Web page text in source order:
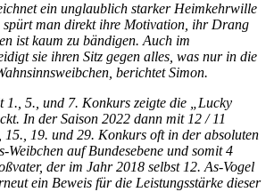
ein unglaublich starker Heimkehrwille
spürt man direkt ihre Motivation, ihr Drang
ist kaum zu bändigen. Auch im
sie ihren Sitz gegen alles, was nur in die
berichtet Simon.
1., 5., und 7. Konkurs zeigte die „Lucky
In der Saison 2022 dann mit 12 / 11
15., 19. und 29. Konkurs oft in der absoluten
Weibchen auf Bundesebene und somit 4
der im Jahr 2018 selbst 12. As-Vogel
ein Beweis für die Leistungsstärke dieser